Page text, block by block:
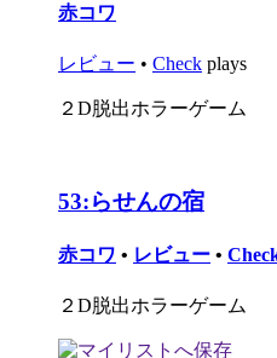
赤コワ
レビュー • Check plays
２D脱出ホラーゲーム
53:らせんの宿
赤コワ • レビュー •
２D脱出ホラーゲーム